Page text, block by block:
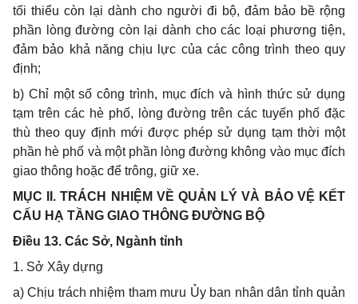
tối thiểu còn lại dành cho người đi bộ, đảm bảo bề rộng
phần lòng đường còn lại dành cho các loại phương tiện,
đảm bảo khả năng chịu lực của các công trình theo quy
định;
b) Chỉ một số công trình, mục đích và hình thức sử dụng
tạm trên các hè phố, lòng đường trên các tuyến phố đặc
thù theo quy định mới được phép sử dụng tạm thời một
phần hè phố và một phần lòng đường không vào mục đích
giao thông hoặc để trông, giữ xe.
MỤC II. TRÁCH NHIỆM VỀ QUẢN LÝ VÀ BẢO VỆ KẾT
CẤU HẠ TẦNG GIAO THÔNG ĐƯỜNG BỘ
Điều 13. Các Sở, Ngành tỉnh
1. Sở Xây dựng
a) Chịu trách nhiệm tham mưu Ủy ban nhân dân tỉnh quản